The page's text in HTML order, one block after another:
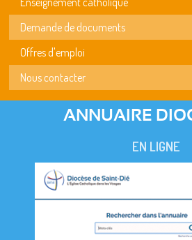
Demande de documents
Offres d'emploi
Nous contacter
ANNUAIRE
EN LIGNE